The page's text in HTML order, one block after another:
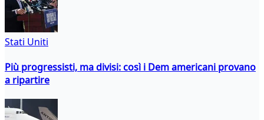
Stati Uniti
Più progressisti, ma divisi: così i Dem americani provano
a ripartire